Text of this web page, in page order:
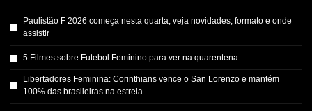
Paulistão F 2026 começa nesta quarta; veja novidades, formato e onde
assistir
5 Filmes sobre Futebol Feminino para ver na quarentena
Libertadores Feminina: Corinthians vence o San Lorenzo e mantém
100% das brasileiras na estreia